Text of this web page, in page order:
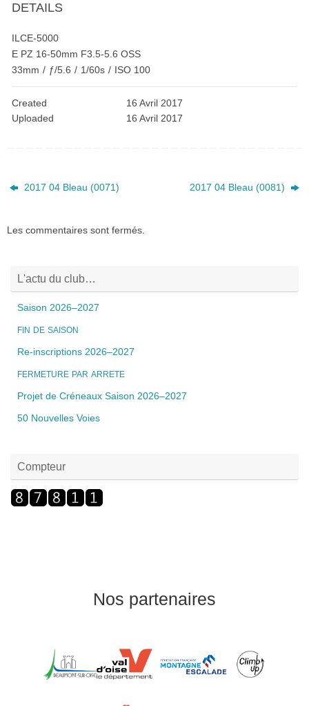
DETAILS
ILCE-5000
E PZ 16-50mm F3.5-5.6 OSS
33mm / ƒ/5.6 / 1/60s / ISO 100
Created
16 Avril 2017
Uploaded
16 Avril 2017
2017 04 Bleau (0071) 2017 04 Bleau (0081)
Les commentaires sont fermés.
L'actu du club…
Saison 2026–2027
FIN DE SAISON
Re-inscriptions 2026–2027
FERMETURE PAR ARRETE
Projet de Créneaux Saison 2026–2027
50 Nouvelles Voies
Compteur
Nos partenaires